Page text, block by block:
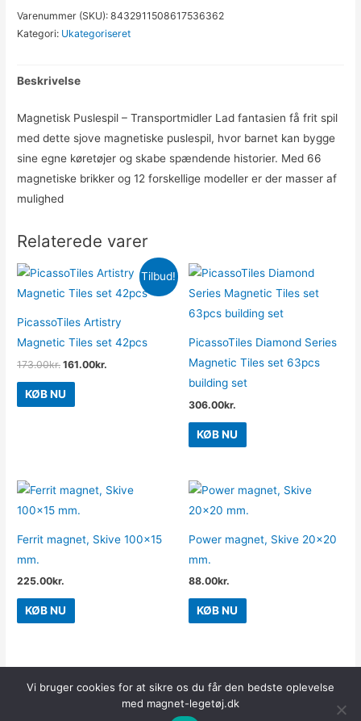
Varenummer (SKU):8432911508617536362
Kategori: Ukategoriseret
Beskrivelse
Magnetisk Puslespil – Transportmidler Lad fantasien få frit spil
med dette sjove magnetiske puslespil, hvor barnet kan bygge
sine egne køretøjer og skabe spændende historier. Med 66
magnetiske brikker og 12 forskellige modeller er der masser af
mulighed
Relaterede varer
Tilbud!
PicassoTiles Artistry
Magnetic Tiles set 42pcs
173.00kr. 161.00kr.
KØB NU
PicassoTiles Diamond Series
Magnetic Tiles set 63pcs
building set
306.00kr.
KØB NU
Ferrit magnet, Skive 100×15
mm.
225.00kr.
KØB NU
Power magnet, Skive 20×20
mm.
88.00kr.
KØB NU
Copyright © 2026Magnet Legetøj
Vi bruger cookies for at sikre os du får den bedste oplevelse
med magnet-legetøj.dk